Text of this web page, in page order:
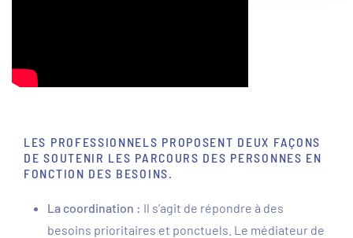
LES PROFESSIONNELS PROPOSENT DEUX FAÇONS
DE SOUTENIR LES PARCOURS DES PERSONNES EN
FONCTION DES BESOINS.
La coordination : Il s’agit de répondre à des
besoins prioritaires et ponctuels. Le médiateur de